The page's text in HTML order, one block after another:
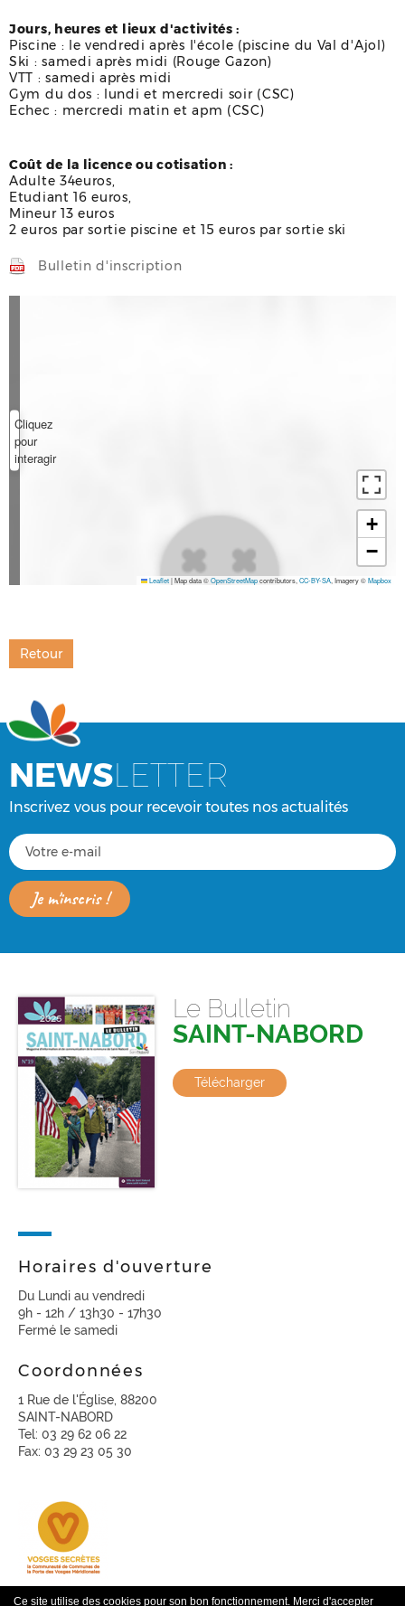
Ce site utilise des cookies pour son bon fonctionnement. Merci d'accepter
Jours, heures et lieux d'activités :
Piscine : le vendredi après l'école (piscine du Val d'Ajol)
Ski : samedi après midi (Rouge Gazon)
VTT : samedi après midi
Gym du dos : lundi et mercredi soir (CSC)
Echec : mercredi matin et apm (CSC)
Coût de la licence ou cotisation :
Adulte 34euros,
Etudiant 16 euros,
Mineur 13 euros
2 euros par sortie piscine et 15 euros par sortie ski
Bulletin d'inscription
Cliquez
pour
interagir
+
−
Leaflet|Map data ©OpenStreetMapcontributors, CC-BY-SA , Imagery ©Mapbox
Retour
NEWSLETTER
Inscrivez vous pour recevoir toutes nos actualités
Le Bulletin
SAINT-NABORD
Télécharger
Horaires d'ouverture
Du Lundi au vendredi
9h - 12h / 13h30 - 17h30
Fermé le samedi
Coordonnées
1 Rue de l'Église, 88200
SAINT-NABORD
Tel: 03 29 62 06 22
Fax: 03 29 23 05 30